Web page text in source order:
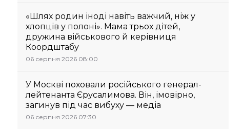
«Шлях родин іноді навіть важчий, ніж у
хлопців у полоні». Мама трьох дітей,
дружина військового й керівниця
Коордштабу
06 серпня 2026 08:00
У Москві поховали російського генерал-
лейтенанта Єрусалимова. Він, імовірно,
загинув під час вибуху — медіа
06 серпня 2026 07:30